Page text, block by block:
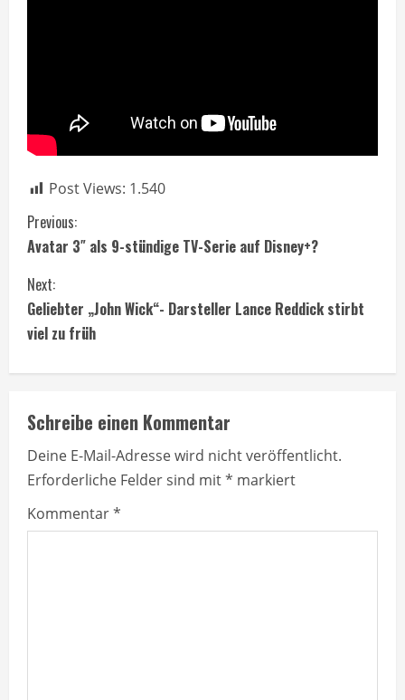
Post Views: 1.540
C
o
n
t
i
n
u
e
R
Previous:
Avatar 3″ als 9-stündige TV-Serie auf Disney+?
Next:
Geliebter „John Wick“- Darsteller Lance Reddick stirbt
viel zu früh
Schreibe einen Kommentar
Deine E-Mail-Adresse wird nicht veröffentlicht.
Erforderliche Felder sind mit* markiert
Kommentar*